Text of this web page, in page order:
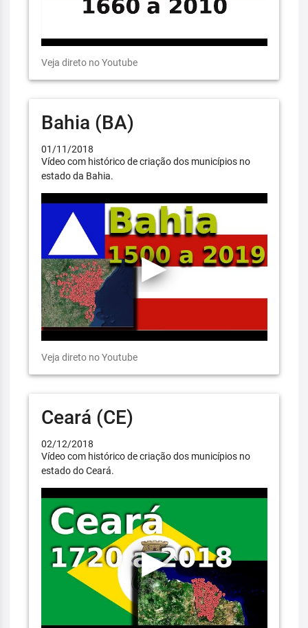
Veja direto no Youtube
Bahia (BA)
01/11/2018
Vídeo com histórico de criação dos municípios no
estado da Bahia.
Veja direto no Youtube
Ceará (CE)
02/12/2018
Vídeo com histórico de criação dos municípios no
estado do Ceará.